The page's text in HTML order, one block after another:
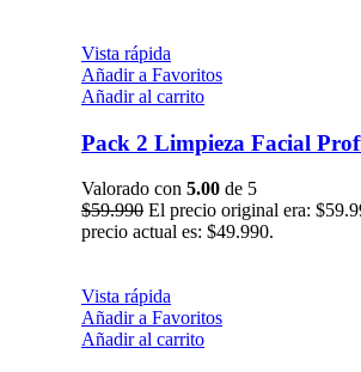
Vista rápida
Añadir a Favoritos
Añadir al carrito
Pack 2 Limpieza Facial
Valorado con 5.00 de 5
$59.990 El precio original era:
precio actual es: $49.990.
Vista rápida
Añadir a Favoritos
Añadir al carrito